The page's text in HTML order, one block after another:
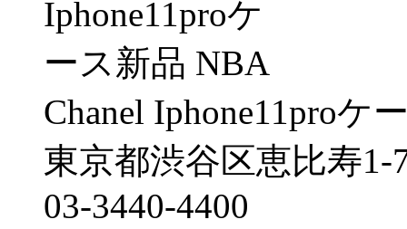
Chanel Iphone11proケ
東京都渋谷区恵比寿1-
03-3440-4400